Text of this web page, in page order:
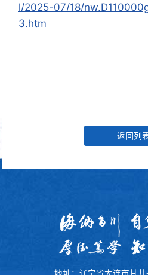
l/2025-07/18/
3.htm
返回列
地址：辽宁省大连市甘